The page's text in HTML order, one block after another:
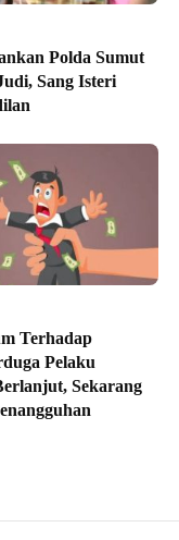
Polda Sumut
Sang Isteri
Terhadap
Pelaku
Sekarang